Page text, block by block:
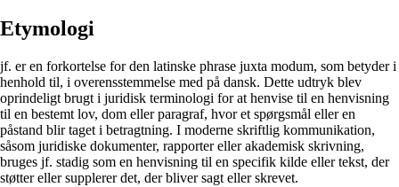
Etymologi
jf. er en forkortelse for den latinske phrase juxta modum, som betyder i
henhold til, i overensstemmelse med på dansk. Dette udtryk blev
oprindeligt brugt i juridisk terminologi for at henvise til en henvisning
til en bestemt lov, dom eller paragraf, hvor et spørgsmål eller en
påstand blir taget i betragtning. I moderne skriftlig kommunikation,
såsom juridiske dokumenter, rapporter eller akademisk skrivning,
bruges jf. stadig som en henvisning til en specifik kilde eller tekst, der
støtter eller supplerer det, der bliver sagt eller skrevet.